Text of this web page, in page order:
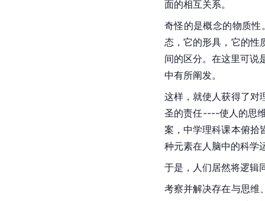
面的相互关系。
奇怪的是概念的物质
态，它的形具，它的性
间的区分。在这里可说
中有所阐发。
这样，就使人获得了对
圣的责任----使人的思
案，中学理科课本俯拾
种元素在人脑中的科学
于是，人们居然将逻辑
考察并解决存在与思维